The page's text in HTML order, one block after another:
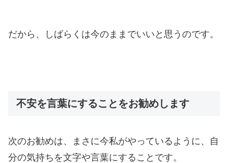
だから、しばらくは今のままでいいと思うのです。
不安を言葉にすることをお勧めします
次のお勧めは、まさに今私がやっているように、自
分の気持ちを文字や言葉にすることです。